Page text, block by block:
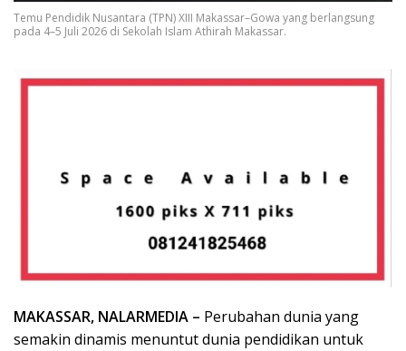
Temu Pendidik Nusantara (TPN) XIII Makassar–Gowa yang berlangsung
pada 4–5 Juli 2026 di Sekolah Islam Athirah Makassar.
MAKASSAR, NALARMEDIA – Perubahan dunia yang
semakin dinamis menuntut dunia pendidikan untuk